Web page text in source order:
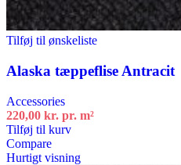
Tilføj til ønskeliste
Alaska tæppeflise Antracit
Accessories
220,00 kr. pr. m²
Tilføj til kurv
Compare
Hurtigt visning